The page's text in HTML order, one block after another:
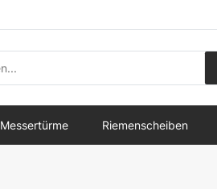
Messertürme Riemenscheiben